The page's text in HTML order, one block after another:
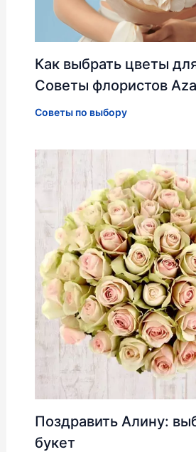
Как выбрать цветы
Советы флористов
Советы по выбору
Поздравить Алину:
букет